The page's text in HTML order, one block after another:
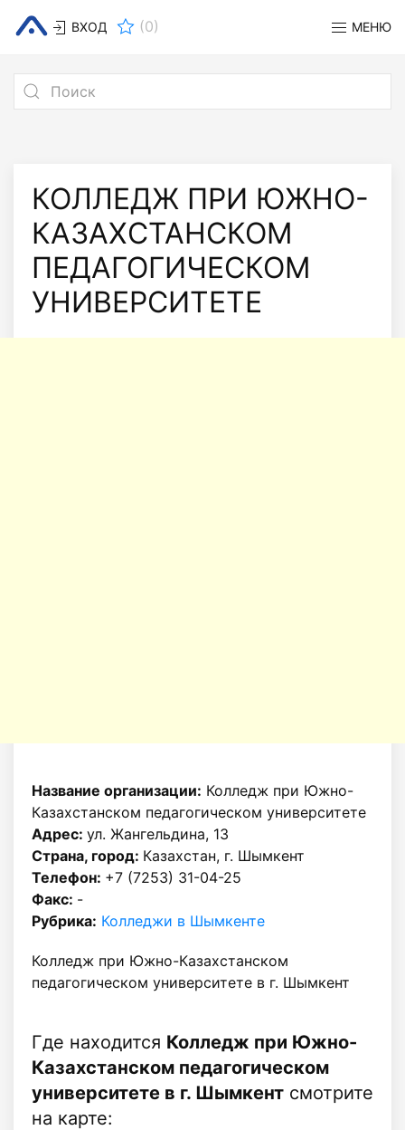
ВХОД (0) МЕНЮ
КОЛЛЕДЖ ПРИ ЮЖНО-
КАЗАХСТАНСКОМ
ПЕДАГОГИЧЕСКОМ
УНИВЕРСИТЕТЕ
Название организации: Колледж при Южно-
Казахстанском педагогическом университете
Адрес: ул. Жангельдина, 13
Страна, город: Казахстан, г. Шымкент
Телефон: +7 (7253) 31-04-25
Факс: -
Рубрика: Колледжи в Шымкенте
Колледж при Южно-Казахстанском
педагогическом университете в г. Шымкент
Где находится Колледж при Южно-
Казахстанском педагогическом
университете в г. Шымкент смотрите
на карте: